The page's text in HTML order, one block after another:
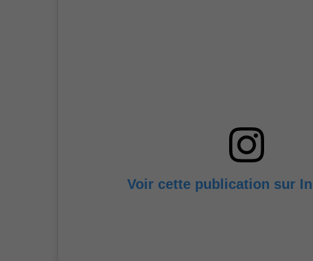
Voir cette publication sur